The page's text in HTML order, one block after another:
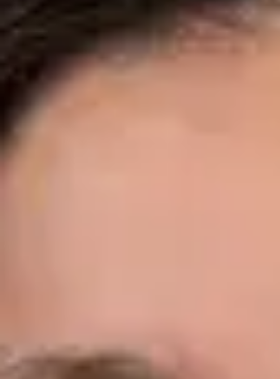
Dr. Fidel Ernesto Mesa Prado
Registro
CGCOM | 292911355
Dr. Leandro Wang — General Medicine